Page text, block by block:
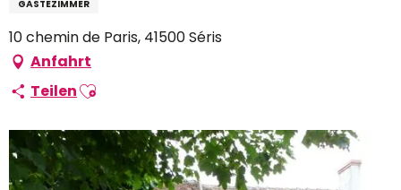
GÄSTEZIMMER
10 chemin de Paris, 41500 Séris
Anfahrt
TeilenAjouter aux favoris